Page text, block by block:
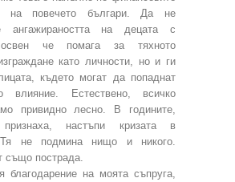
на повечето българи. Да не
ангажираността на децата с
че помага за тяхното
като личности, но и ги
където могат да попаднат
влияние. Естествено, всичко
привидно лесно. В годините,
настъпи кризата в
Тя не подмина нищо и никого.
също пострада.
благодарение на моята съпруга,